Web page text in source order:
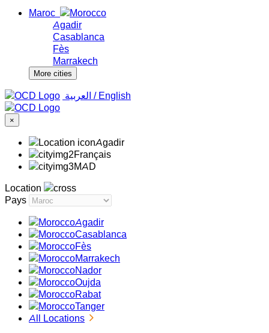
Maroc
Agadir
Casablanca
Fès
Marrakech
More cities
‏العربية ‏ / English
×
Agadir
Français
MAD
Location
Pays
Agadir
Casablanca
Fès
Marrakech
Nador
Oujda
Rabat
Tanger
All Locations